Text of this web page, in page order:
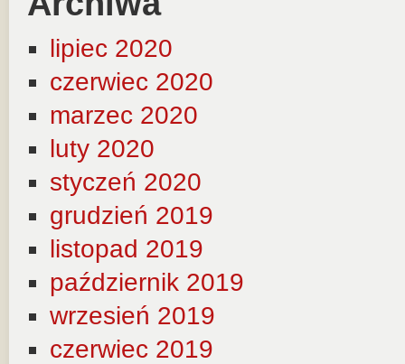
lipiec 2020
czerwiec 2020
marzec 2020
luty 2020
styczeń 2020
grudzień 2019
listopad 2019
październik 2019
wrzesień 2019
czerwiec 2019